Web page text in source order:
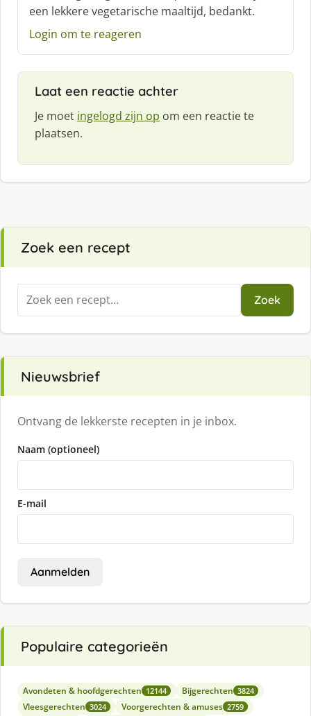
e
e
:
een lekkere vegetarische maaltijd, bedankt.
Login om te reageren
Laat een reactie achter
Je moet ingelogd zijn op om een reactie te
plaatsen.
Zoek een recept
Zoeken
naar:
Zoek
Nieuwsbrief
Ontvang de lekkerste recepten in je inbox.
Naam (optioneel)
E-mail
Aanmelden
Populaire categorieën
Avondeten & hoofdgerechten 12144 Bijgerechten 3824
Vleesgerechten 3024 Voorgerechten & amuses 2759